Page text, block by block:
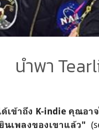
นำพา
เข้าถึง K-indie คุณอ
นเพลงของเขาแล้ว"